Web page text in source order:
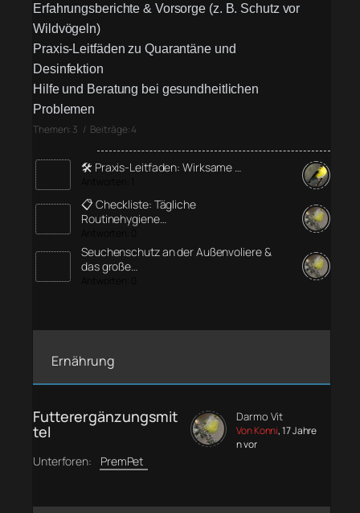
Erfahrungsberichte & Vorsorge (z. B. Schutz vor
Wildvögeln)
Praxis-Leitfäden zu Quarantäne und
Desinfektion
Hilfe und Beratung bei gesundheitlichen
Problemen
Themen: 3 / Beiträge: 4
🛠️ Praxis-Leitfaden: Wirksame …
📋 Checkliste: Tägliche
Routinehygiene…
Seuchenschutz an der Außenvoliere &
das große…
Ernährung
Futterergänzungsmit
tel
Unterforen: PremPet
Darmo Vit
Von Konni, 17 Jahre
n vor